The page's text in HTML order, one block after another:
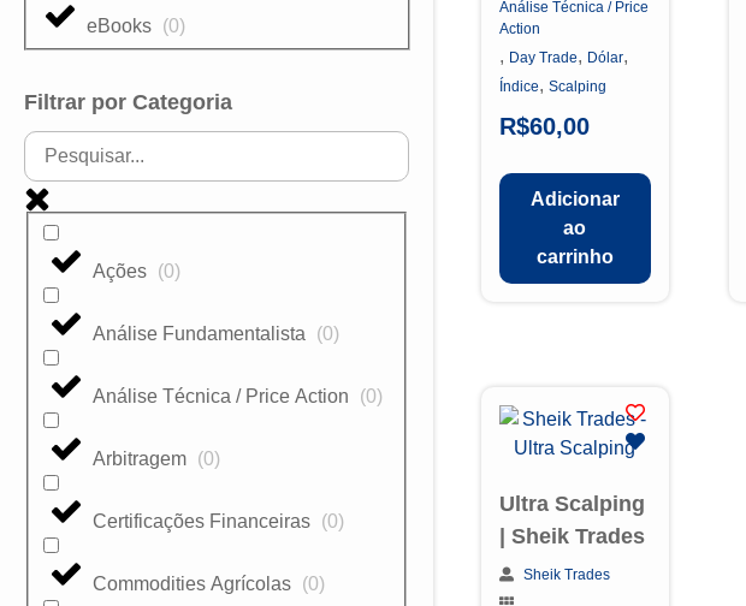
eBooks (0)
Filtrar por Categoria
Ações (0)
Análise Fundamentalista (0)
Análise Técnica / Price Action (0)
Arbitragem (0)
Certificações Financeiras (0)
Commodities Agrícolas (0)
Análise Técnica / Price
Action
, Day Trade, Dólar,
Índice, Scalping
R$60,00
Adicionar
ao
carrinho
Ultra Scalping
| Sheik Trades
Sheik Trades